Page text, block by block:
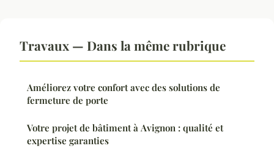
Travaux — Dans la même rubrique
Améliorez votre confort avec des solutions de
fermeture de porte
Votre projet de bâtiment à Avignon : qualité et
expertise garanties